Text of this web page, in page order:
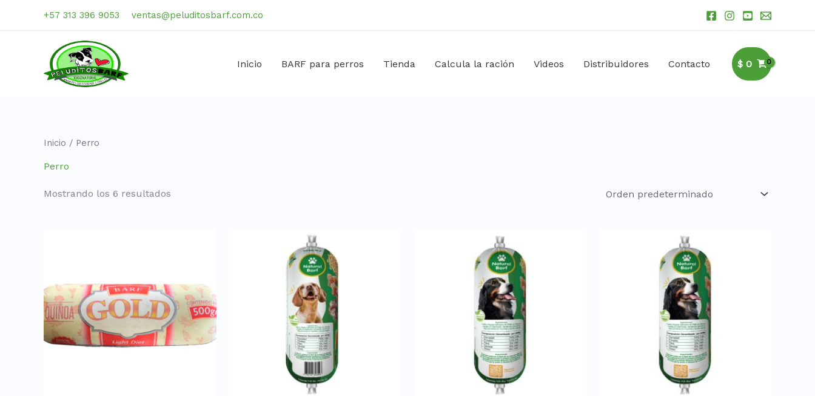
+57 313 396 9053 ventas@peluditosbarf.com.co
Inicio BARF para perros Tienda Calcula la ración Videos Distribuidores Contacto $0
Inicio / Perro
Perro
Mostrando los 6 resultados